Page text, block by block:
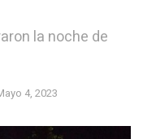
la noche de
4, 2023